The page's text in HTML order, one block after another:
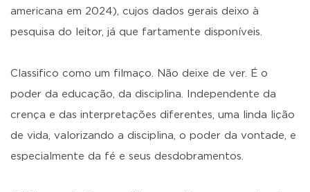
americana em 2024), cujos dados gerais deixo à
pesquisa do leitor, já que fartamente disponíveis.
Classifico como um filmaço. Não deixe de ver. É o
poder da educação, da disciplina. Independente da
crença e das interpretações diferentes, uma linda lição
de vida, valorizando a disciplina, o poder da vontade, e
especialmente da fé e seus desdobramentos.